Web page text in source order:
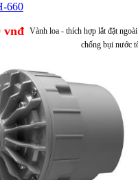
660
vnđ Vành loa - thích hợp lắt đặt
chống bụi nước